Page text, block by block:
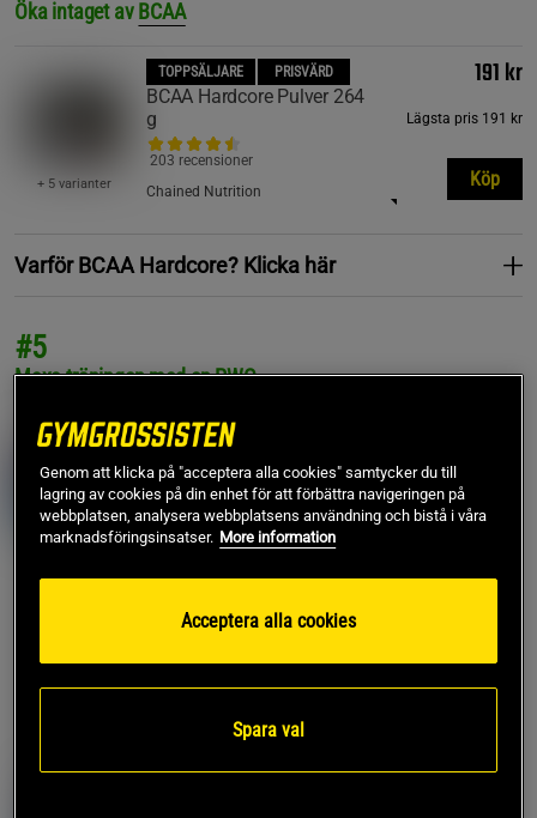
Öka intaget av BCAA
+ 5 varianter
TOPPSÄLJARE PRISVÄRD
BCAA Hardcore Pulver 264
g
203 recensioner
Chained Nutrition
191 kr
Lägsta pris 191 kr
Köp
Varför BCAA Hardcore? Klicka här
#5
Maxa träningen med enPWO
TOPPSÄLJARE
Supreme PWO 250 g
140 recensioner
Star Nutrition
Lägsta pris
Varför Supreme PWO? Klicka här
Produktpaket för att bygga muskler
769 kr
Genom att klicka på "acceptera alla cookies" samtycker du till
lagring av cookies på din enhet för att förbättra navigeringen på
webbplatsen, analysera webbplatsens användning och bistå i våra
marknadsföringsinsatser. More information
Acceptera alla cookies
Spara val